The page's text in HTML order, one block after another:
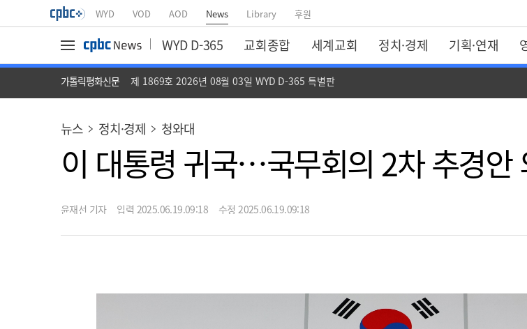
WYD VOD AOD News Library 후원
WYD D-365 교회종합 세계교회 정치·경제 기획·연재
가톨릭평화신문 제 1869호 2026년 08월 03일 WYD D-365 특별판
뉴스 정치·경제 청와대
이 대통령 귀국…국무회의 2차 추경안
윤재선 기자 입력 2025.06.19.09:18 수정 2025.06.19.09:18